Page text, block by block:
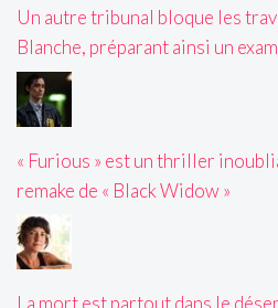
Un autre tribunal bloque les
Blanche, préparant ainsi un
« Furious » est un thriller
remake de « Black Widow »